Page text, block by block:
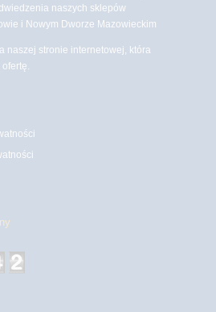
naszych sklepów
i Nowym Dworze Mazowieckim
naszej stronie internetowej, która